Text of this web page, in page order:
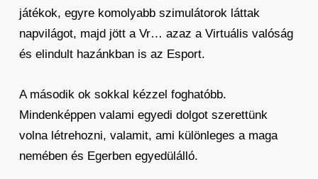
játékok, egyre komolyabb szimulátorok láttak
napvilágot, majd jött a Vr… azaz a Virtuális valóság
és elindult hazánkban is az Esport.
A második ok sokkal kézzel foghatóbb.
Mindenképpen valami egyedi dolgot szerettünk
volna létrehozni, valamit, ami különleges a maga
nemében és Egerben egyedülálló.